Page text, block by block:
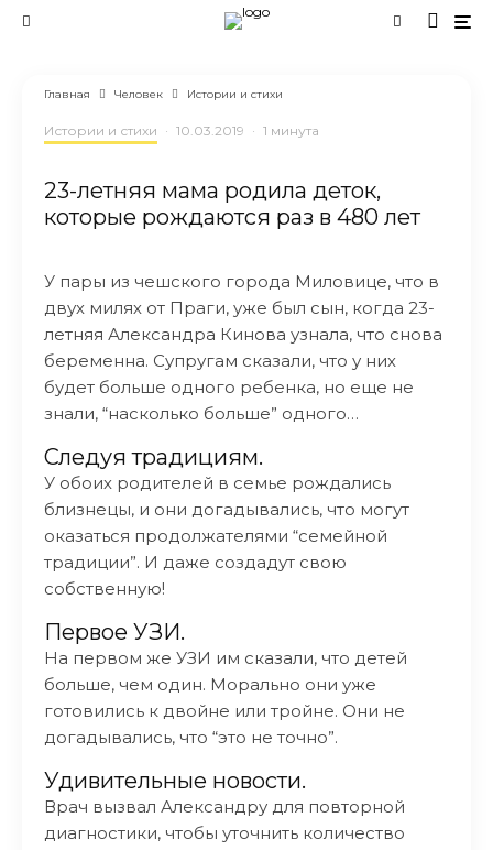
Главная Человек Истории и стихи
Истории и стихи · 10.03.2019 · 1 минута
23-летняя мама родила деток,
которые рождаются раз в 480 лет
У пары из чешского города Миловице, что в
двух милях от Праги, уже был сын, когда 23-
летняя Александра Кинова узнала, что снова
беременна. Супругам сказали, что у них
будет больше одного ребенка, но еще не
знали, “насколько больше” одного…
Следуя традициям.
У обоих родителей в семье рождались
близнецы, и они догадывались, что могут
оказаться продолжателями “семейной
традиции”. И даже создадут свою
собственную!
Первое УЗИ.
На первом же УЗИ им сказали, что детей
больше, чем один. Морально они уже
готовились к двойне или тройне. Они не
догадывались, что “это не точно”.
Удивительные новости.
Врач вызвал Александру для повторной
диагностики, чтобы уточнить количество